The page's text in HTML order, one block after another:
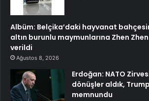
Albüm: Belçika’daki hayvanat
altın burunlu maymunlarına Zhen
verildi
Ağustos 8, 2026
Erdoğan: NATO
dönüşler aldık,
memnundu